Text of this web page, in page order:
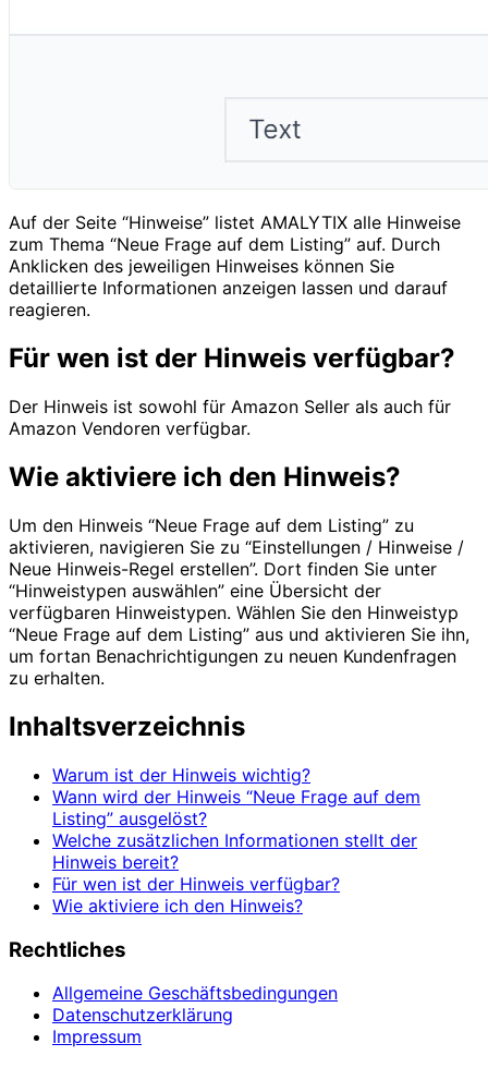
Auf der Seite “Hinweise” listet AMALYTIX alle Hinweise
zum Thema “Neue Frage auf dem Listing” auf. Durch
Anklicken des jeweiligen Hinweises können Sie
detaillierte Informationen anzeigen lassen und darauf
reagieren.
Für wen ist der Hinweis verfügbar?
Der Hinweis ist sowohl für Amazon Seller als auch für
Amazon Vendoren verfügbar.
Wie aktiviere ich den Hinweis?
Um den Hinweis “Neue Frage auf dem Listing” zu
aktivieren, navigieren Sie zu “Einstellungen / Hinweise /
Neue Hinweis-Regel erstellen”. Dort finden Sie unter
“Hinweistypen auswählen” eine Übersicht der
verfügbaren Hinweistypen. Wählen Sie den Hinweistyp
“Neue Frage auf dem Listing” aus und aktivieren Sie ihn,
um fortan Benachrichtigungen zu neuen Kundenfragen
zu erhalten.
Inhaltsverzeichnis
Warum ist der Hinweis wichtig?
Wann wird der Hinweis “Neue Frage auf dem
Listing” ausgelöst?
Welche zusätzlichen Informationen stellt der
Hinweis bereit?
Für wen ist der Hinweis verfügbar?
Wie aktiviere ich den Hinweis?
Rechtliches
Allgemeine Geschäftsbedingungen
Datenschutzerklärung
Impressum